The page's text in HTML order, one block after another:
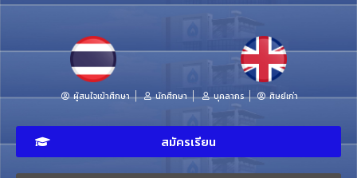
ผู้สนใจเข้าศึกษา นักศึกษา บุคลากร ศิษย์เก่า
สมัครเรียน